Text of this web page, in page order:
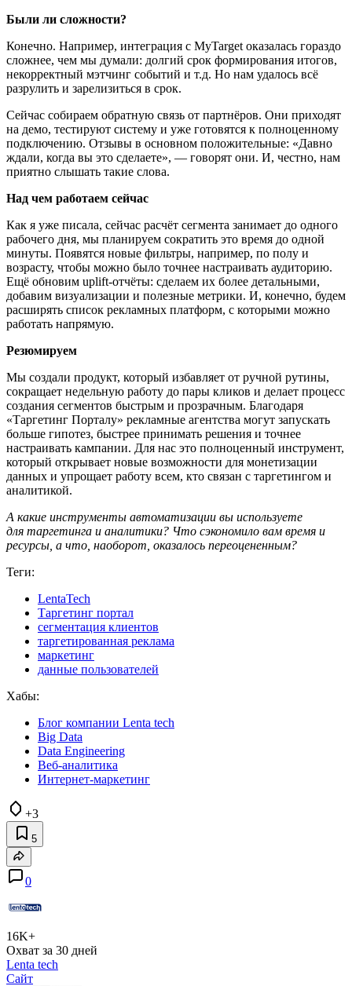
Были ли сложности?
Конечно. Например, интеграция с MyTarget оказалась гораздо
сложнее, чем мы думали: долгий срок формирования итогов,
некорректный мэтчинг событий и т.д. Но нам удалось всё
разрулить и зарелизиться в срок.
Сейчас собираем обратную связь от партнёров. Они приходят
на демо, тестируют систему и уже готовятся к полноценному
подключению. Отзывы в основном положительные: «Давно
ждали, когда вы это сделаете», — говорят они. И, честно, нам
приятно слышать такие слова.
Над чем работаем сейчас
Как я уже писала, сейчас расчёт сегмента занимает до одного
рабочего дня, мы планируем сократить это время до одной
минуты. Появятся новые фильтры, например, по полу и
возрасту, чтобы можно было точнее настраивать аудиторию.
Ещё обновим uplift-отчёты: сделаем их более детальными,
добавим визуализации и полезные метрики. И, конечно, будем
расширять список рекламных платформ, с которыми можно
работать напрямую.
Резюмируем
Мы создали продукт, который избавляет от ручной рутины,
сокращает недельную работу до пары кликов и делает процесс
создания сегментов быстрым и прозрачным. Благодаря
«Таргетинг Порталу» рекламные агентства могут запускать
больше гипотез, быстрее принимать решения и точнее
настраивать кампании. Для нас это полноценный инструмент,
который открывает новые возможности для монетизации
данных и упрощает работу всем, кто связан с таргетингом и
аналитикой.
А какие инструменты автоматизации вы используете
для таргетинга и аналитики? Что сэкономило вам время и
ресурсы, а что, наоборот, оказалось переоцененным?
Теги:
LentaTech
Таргетинг портал
сегментация клиентов
таргетированная реклама
маркетинг
данные пользователей
Хабы:
Блог компании Lenta tech
Big Data
Data Engineering
Веб-аналитика
Интернет-маркетинг
+3
5
0
16K+
Охват за 30 дней
Lenta tech
Сайт